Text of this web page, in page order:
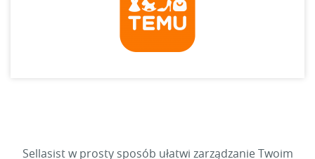
Sellasist w prosty sposób ułatwi zarządzanie Twoim